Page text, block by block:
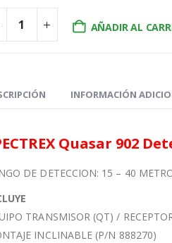
AÑADIR AL
INFORMACIÓN
Quasar 902
DE DETECCION: 15 – 40
TRANSMISOR (QT) /
INCLINABLE (P/N 888270)